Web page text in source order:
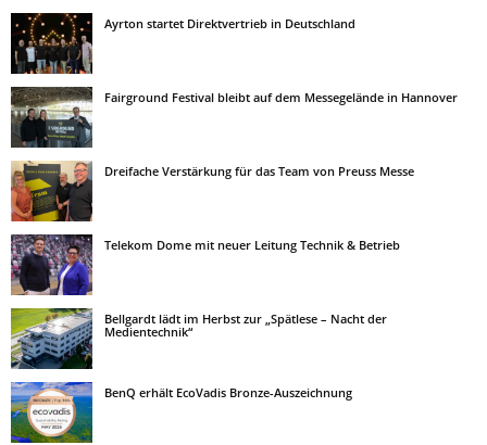
Ayrton startet Direktvertrieb in Deutschland
Fairground Festival bleibt auf dem Messegelände in Hannover
Dreifache Verstärkung für das Team von Preuss Messe
Telekom Dome mit neuer Leitung Technik & Betrieb
Bellgardt lädt im Herbst zur „Spätlese – Nacht der
Medientechnik“
BenQ erhält EcoVadis Bronze-Auszeichnung